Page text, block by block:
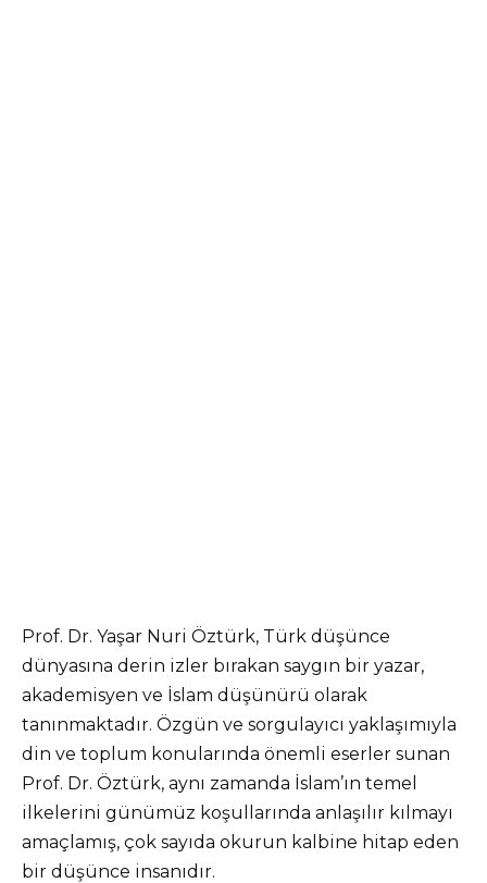
Prof. Dr. Yaşar Nuri Öztürk, Türk düşünce
dünyasına derin izler bırakan saygın bir yazar,
akademisyen ve İslam düşünürü olarak
tanınmaktadır. Özgün ve sorgulayıcı yaklaşımıyla
din ve toplum konularında önemli eserler sunan
Prof. Dr. Öztürk, aynı zamanda İslam’ın temel
ilkelerini günümüz koşullarında anlaşılır kılmayı
amaçlamış, çok sayıda okurun kalbine hitap eden
bir düşünce insanıdır.